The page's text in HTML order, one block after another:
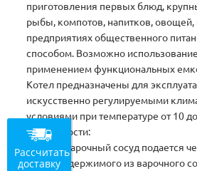
приготовления первых блюд,
рыбы, компотов, напитков, овощей,
предприятиях общественного
способом. Возможно использование
применением функциональных
Котел предназначены для
искусственно регулируемыми
условиями при температуре от 10
Особенности:
• Вода в варочный сосуд подается
• Слив содержимого из варочного
Рассчитать
доставку